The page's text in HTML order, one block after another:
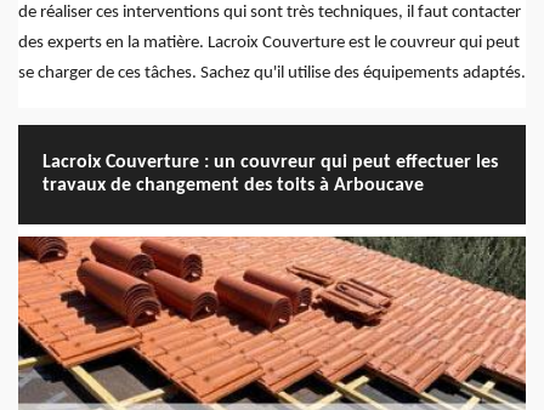
de réaliser ces interventions qui sont très techniques, il faut contacter
des experts en la matière. Lacroix Couverture est le couvreur qui peut
se charger de ces tâches. Sachez qu'il utilise des équipements adaptés.
Lacroix Couverture : un couvreur qui peut effectuer les
travaux de changement des toits à Arboucave